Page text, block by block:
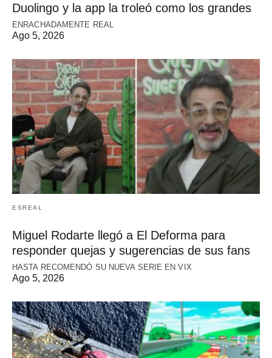
Duolingo y la app la troleó como los grandes
ENRACHADAMENTE REAL
Ago 5, 2026
ESREAL
Miguel Rodarte llegó a El Deforma para
responder quejas y sugerencias de sus fans
HASTA RECOMENDÓ SU NUEVA SERIE EN VIX
Ago 5, 2026